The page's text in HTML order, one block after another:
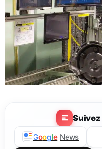
Suivez
Google News